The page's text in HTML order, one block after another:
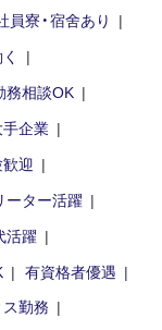
員寮・宿舍あり
務相談OK
手企業
迎
ーター活躍
活躍
有資格者優遇
勤務